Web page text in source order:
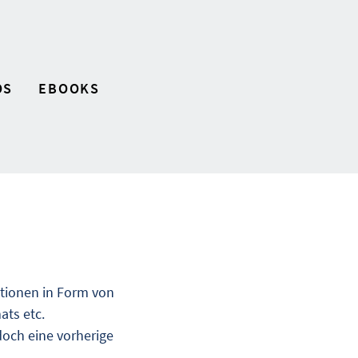
EBOOKS
in Form von
etc.
eine vorherige